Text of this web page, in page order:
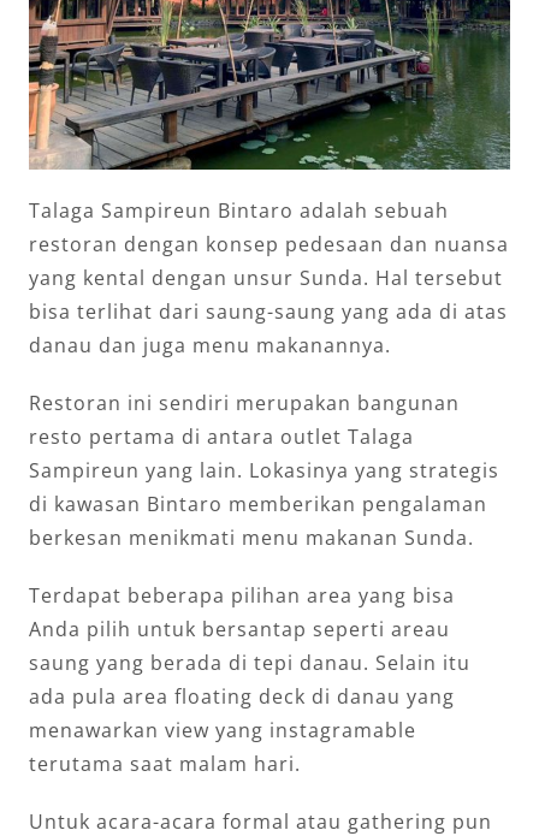
Talaga Sampireun Bintaro adalah sebuah
restoran dengan konsep pedesaan dan nuansa
yang kental dengan unsur Sunda. Hal tersebut
bisa terlihat dari saung-saung yang ada di atas
danau dan juga menu makanannya.
Restoran ini sendiri merupakan bangunan
resto pertama di antara outlet Talaga
Sampireun yang lain. Lokasinya yang strategis
di kawasan Bintaro memberikan pengalaman
berkesan menikmati menu makanan Sunda.
Terdapat beberapa pilihan area yang bisa
Anda pilih untuk bersantap seperti areau
saung yang berada di tepi danau. Selain itu
ada pula area floating deck di danau yang
menawarkan view yang instagramable
terutama saat malam hari.
Untuk acara-acara formal atau gathering pun